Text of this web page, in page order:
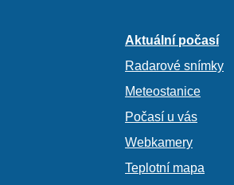
Aktuální počasí
Radarové snímky
Meteostanice
Počasí u vás
Webkamery
Teplotní mapa